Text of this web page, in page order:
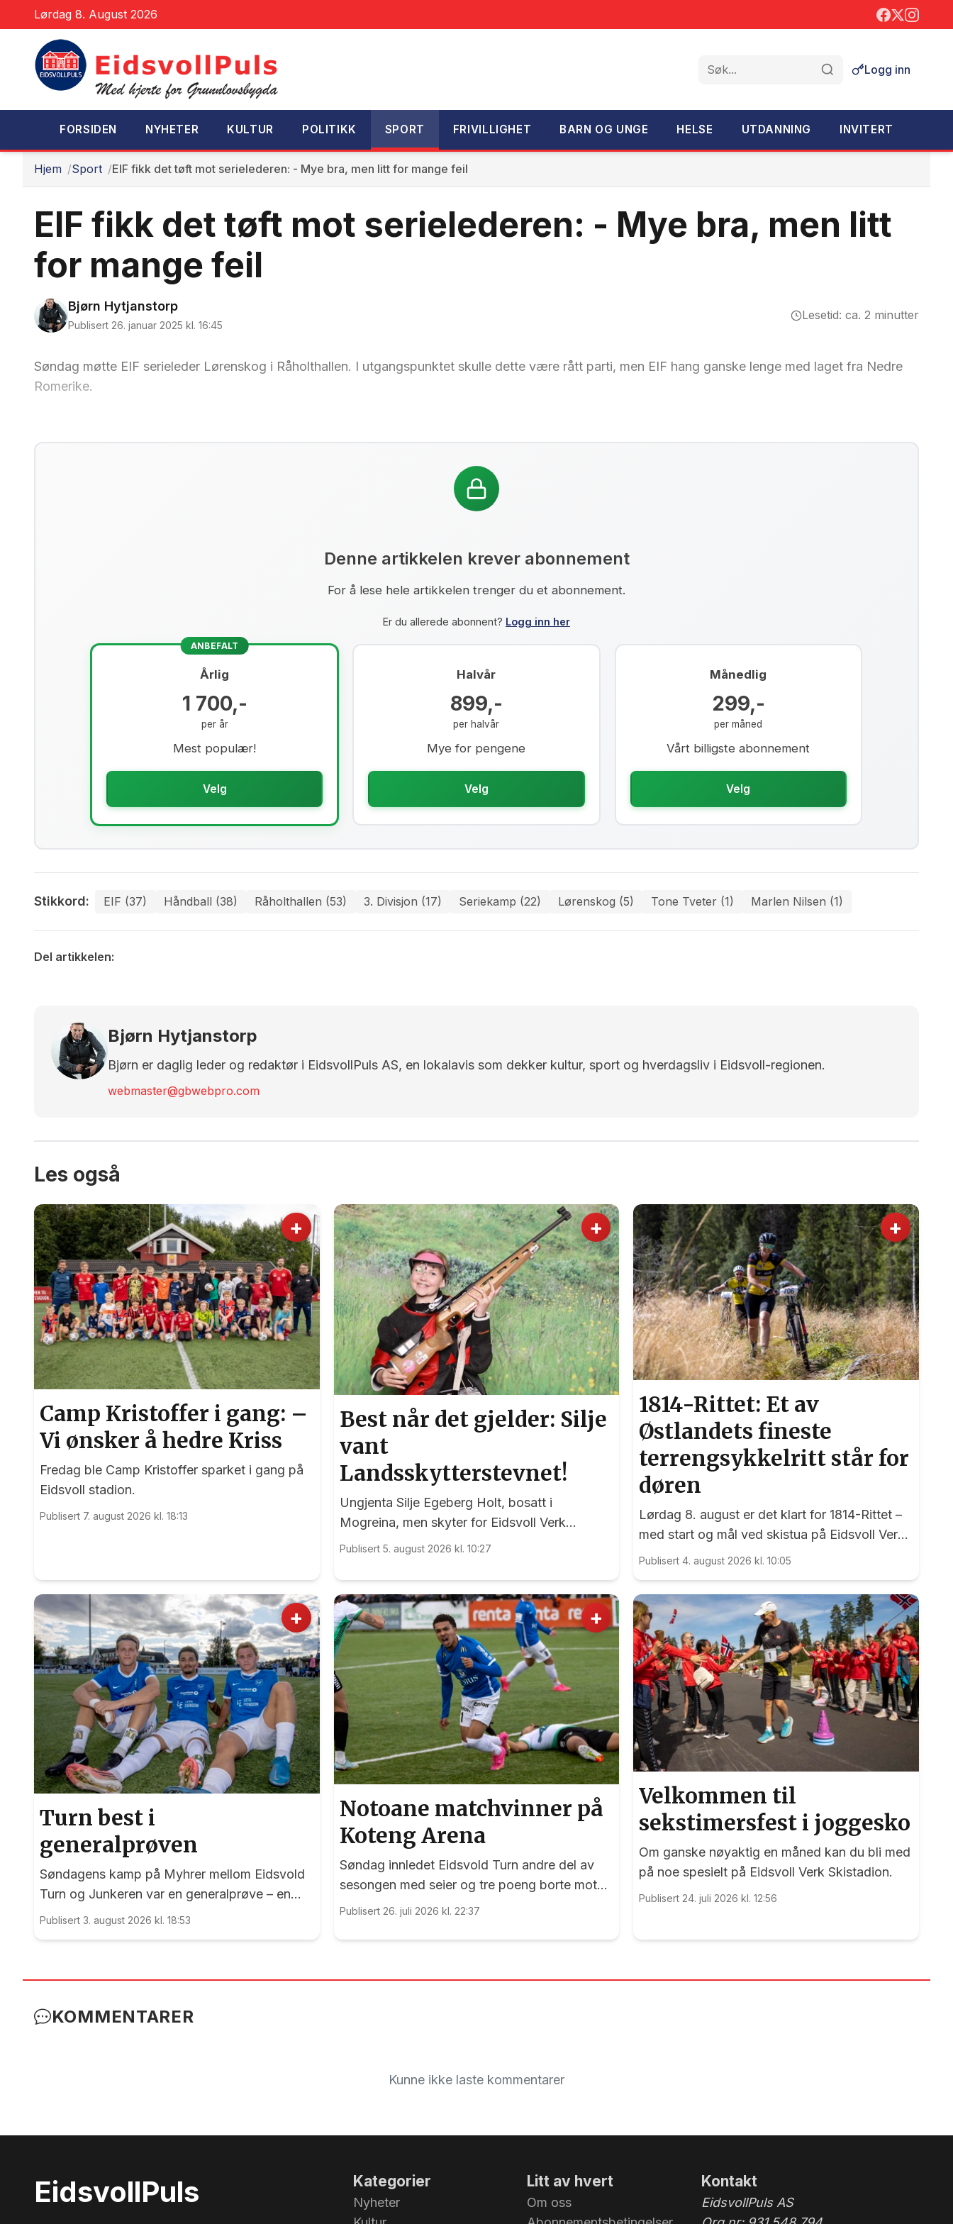
Lørdag 8. August 2026
Søk
Logg inn
FORSIDEN NYHETER KULTUR POLITIKK SPORT FRIVILLIGHET BARN OG UNGE HELSE UTDANNING INVITERT
Hjem Sport EIF fikk det tøft mot serielederen: - Mye bra, men litt for mange feil
EIF fikk det tøft mot serielederen: - Mye bra, men litt
for mange feil
Bjørn Hytjanstorp
Publisert 26. januar 2025 kl. 16:45
Lesetid: ca. 2 minutter
Søndag møtte EIF serieleder Lørenskog i Råholthallen. I utgangspunktet skulle dette være rått parti, men EIF hang ganske lenge med laget fra Nedre
Romerike.
Denne artikkelen krever abonnement
For å lese hele artikkelen trenger du et abonnement.
Er du allerede abonnent? Logg inn her
ANBEFALT
Årlig
1 700,-
per år
Mest populær!
Velg
Halvår
899,-
per halvår
Mye for pengene
Velg
Månedlig
299,-
per måned
Vårt billigste abonnement
Velg
Stikkord: EIF (37) Håndball (38) Råholthallen (53) 3. Divisjon (17) Seriekamp (22) Lørenskog (5) Tone Tveter (1) Marlen Nilsen (1)
Del artikkelen:
Bjørn Hytjanstorp
Bjørn er daglig leder og redaktør i EidsvollPuls AS, en lokalavis som dekker kultur, sport og hverdagsliv i Eidsvoll-regionen.
webmaster@gbwebpro.com
Les også
+
Camp Kristoffer i gang: –
Vi ønsker å hedre Kriss
Fredag ble Camp Kristoffer sparket i gang på
Eidsvoll stadion.
Publisert 7. august 2026 kl. 18:13
+
Best når det gjelder: Silje
vant
Landsskytterstevnet!
Ungjenta Silje Egeberg Holt, bosatt i
Mogreina, men skyter for Eidsvoll Verk
Skytterlag, imponerte alle under onsdagens
Landsskytterstevnet på Lesja.
Publisert 5. august 2026 kl. 10:27
+
1814-Rittet: Et av
Østlandets fineste
terrengsykkelritt står for
døren
Lørdag 8. august er det klart for 1814-Rittet –
med start og mål ved skistua på Eidsvoll Verk
- et ritt som har sine røtter tilbake til 1998.
Publisert 4. august 2026 kl. 10:05
+
Turn best i
generalprøven
Søndagens kamp på Myhrer mellom Eidsvold
Turn og Junkeren var en generalprøve – en
generalprøve før kommende helgs toppkamp
Publisert 3. august 2026 kl. 18:53
+
Notoane matchvinner på
Koteng Arena
Søndag innledet Eidsvold Turn andre del av
sesongen med seier og tre poeng borte mot
Trygg/Lade.
Publisert 26. juli 2026 kl. 22:37
Velkommen til
sekstimersfest i joggesko
Om ganske nøyaktig en måned kan du bli med
på noe spesielt på Eidsvoll Verk Skistadion.
Publisert 24. juli 2026 kl. 12:56
KOMMENTARER
Kunne ikke laste kommentarer
EidsvollPuls Kategorier
Nyheter
Litt av hvert
Om oss
Kontakt
EidsvollPuls AS